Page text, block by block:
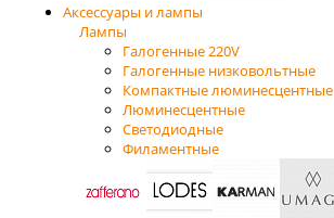
Аксессуары и лампы
Лампы
Галогенные 220V
Галогенные низковольтные
Компактные люминесцентные
Люминесцентные
Светодиодные
Филаментные